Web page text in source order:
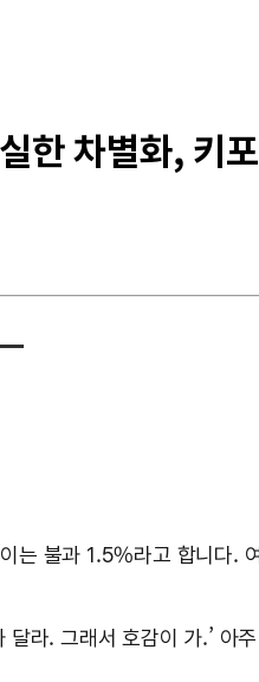
한 차별화, 키
는 불과 1.5%라고 합니다.
달라. 그래서 호감이 가.’ 아